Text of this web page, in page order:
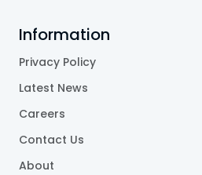
Information
Privacy Policy
Latest News
Careers
Contact Us
About